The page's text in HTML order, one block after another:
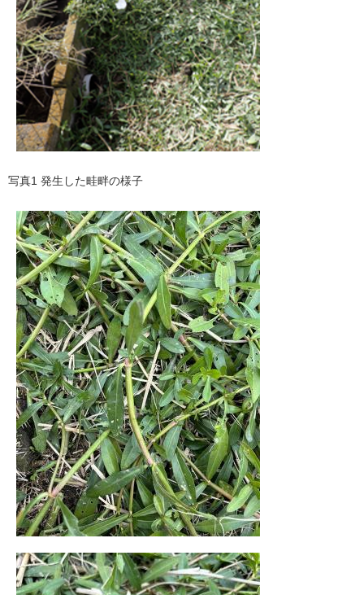
写真1 発生した畦畔の様子